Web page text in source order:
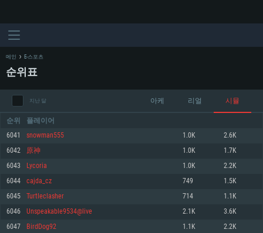
최소사양
최소사양
최소사양
메인 E-스포츠
순위표
지난 달 아케 리얼 시뮬
순위 플레이어
6041 snowman555 1.0K 2.6K
6042 原神 1.0K 1.7K
6043 Lycoria 1.0K 2.2K
6044 cajda_cz 749 1.5K
6045 Turtleclasher 714 1.1K
6046 Unspeakable9534@live 2.1K 3.6K
6047 BirdDog92 1.1K 2.2K